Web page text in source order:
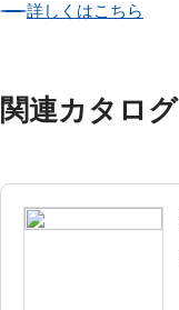
詳しくはこちら
関連カタログ